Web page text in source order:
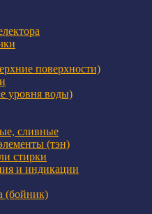
поверхности)
уровня воды)
сливные
(тэн)
стирки
и индикации
(бойник)